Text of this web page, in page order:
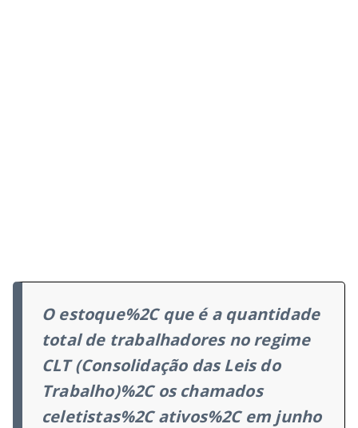
O estoque%2C que é a quantidade
total de trabalhadores no regime
CLT (Consolidação das Leis do
Trabalho)%2C os chamados
celetistas%2C ativos%2C em junho